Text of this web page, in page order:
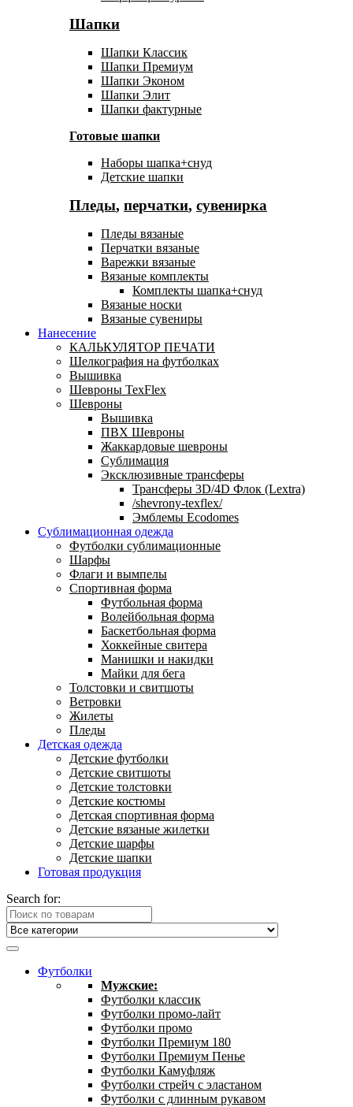
Шапки
Шапки Классик
Шапки Премиум
Шапки Эконом
Шапки Элит
Шапки фактурные
Готовые шапки
Наборы шапка+снуд
Детские шапки
Пледы, перчатки, сувенирка
Пледы вязаные
Перчатки вязаные
Варежки вязаные
Вязаные комплекты
Комплекты шапка+снуд
Вязаные носки
Вязаные сувениры
Нанесение
КАЛЬКУЛЯТОР ПЕЧАТИ
Шелкография на футболках
Вышивка
Шевроны TexFlex
Шевроны
Вышивка
ПВХ Шевроны
Жаккардовые шевроны
Сублимация
Эксклюзивные трансферы
Трансферы 3D/4D Флок (Lextra)
/shevrony-texflex/
Эмблемы Ecodomes
Сублимационная одежда
Футболки сублимационные
Шарфы
Флаги и вымпелы
Спортивная форма
Футбольная форма
Волейбольная форма
Баскетбольная форма
Хоккейные свитера
Манишки и накидки
Майки для бега
Толстовки и свитшоты
Ветровки
Жилеты
Пледы
Детская одежда
Детские футболки
Детские свитшоты
Детские толстовки
Детские костюмы
Детская спортивная форма
Детские вязаные жилетки
Детские шарфы
Детские шапки
Готовая продукция
Search for:
Футболки
Мужские:
Футболки классик
Футболки промо-лайт
Футболки промо
Футболки Премиум 180
Футболки Премиум Пенье
Футболки Камуфляж
Футболки стрейч с эластаном
Футболки с длинным рукавом